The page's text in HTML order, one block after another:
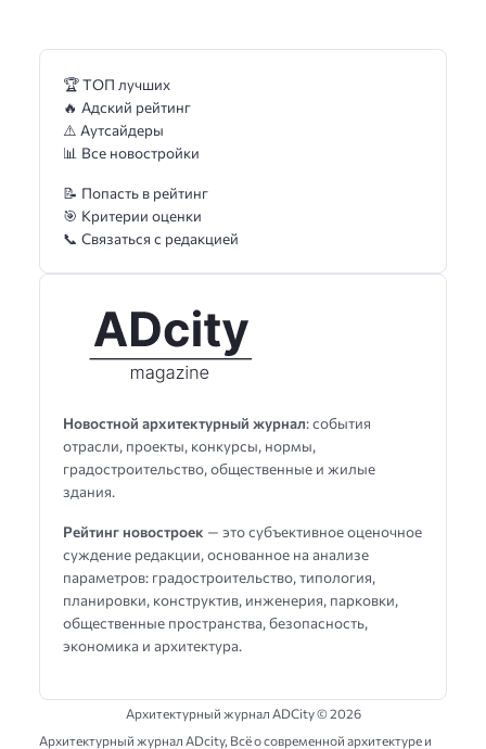
Новостной архитектурный журнал: события
отрасли, проекты, конкурсы, нормы,
градостроительство, общественные и жилые
здания.
Рейтинг новостроек — это субъективное оценочное
суждение редакции, основанное на анализе
параметров: градостроительство, типология,
планировки, конструктив, инженерия, парковки,
общественные пространства, безопасность,
экономика и архитектура.
🏆 ТОП лучших
🔥 Адский рейтинг
⚠️ Аутсайдеры
📊 Все новостройки
📝 Попасть в рейтинг
🎯 Критерии оценки
📞 Связаться с редакцией
Архитектурный журнал ADCity ©2026
Архитектурный журнал ADсity, Всё о современной архитектуре и